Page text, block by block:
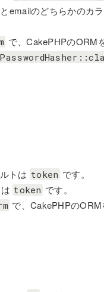
emailのどちらかのカ
で、CakePHPのORM
トは token です。
token です。
で、CakePHPのORM